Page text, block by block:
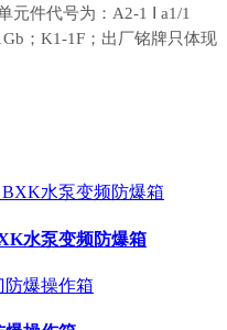
元件代号为：A2-1 Ⅰ a1/1
；K1-1F；出厂铭牌只体现
水泵变频防爆箱